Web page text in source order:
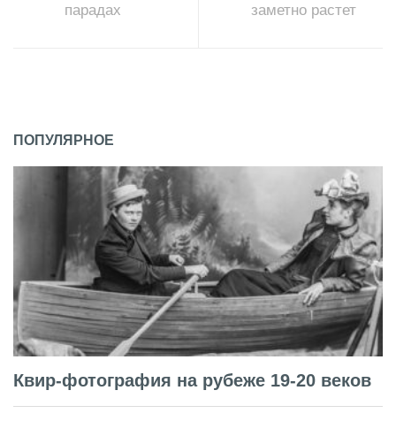
парадах
заметно растет
ПОПУЛЯРНОЕ
Квир-фотография на рубеже 19-20 веков